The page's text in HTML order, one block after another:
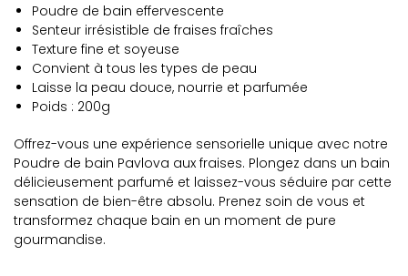
Poudre de bain effervescente
Senteur irrésistible de fraises fraîches
Texture fine et soyeuse
Convient à tous les types de peau
Laisse la peau douce, nourrie et parfumée
Poids : 200g
Offrez-vous une expérience sensorielle unique avec notre
Poudre de bain Pavlova aux fraises. Plongez dans un bain
délicieusement parfumé et laissez-vous séduire par cette
sensation de bien-être absolu. Prenez soin de vous et
transformez chaque bain en un moment de pure
gourmandise.